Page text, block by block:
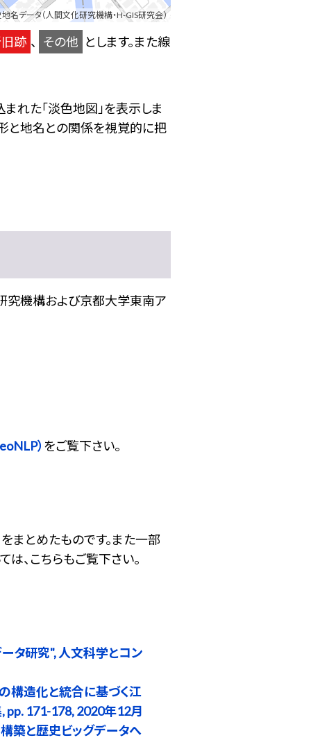
名データ（人間文化研究機構・H-GIS研究会）
跡 、 その他 とします。また線
れた「淡色地図」を表示しま
形と地名との関係を視覚的に把
究機構および京都大学東南ア
） をご覧下さい。
まとめたものです。また一部
、こちらもご覧下さい。
タ研究", 人文科学とコン
構造化と統合に基づく江
pp. 171-178, 2020年12月
築と歴史ビッグデータへ